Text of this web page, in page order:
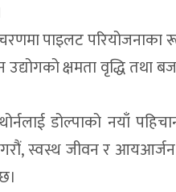
पाइलट
क्षमता वृद्धि तथा
डोल्पाको नयाँ
स्वस्थ जीवन र